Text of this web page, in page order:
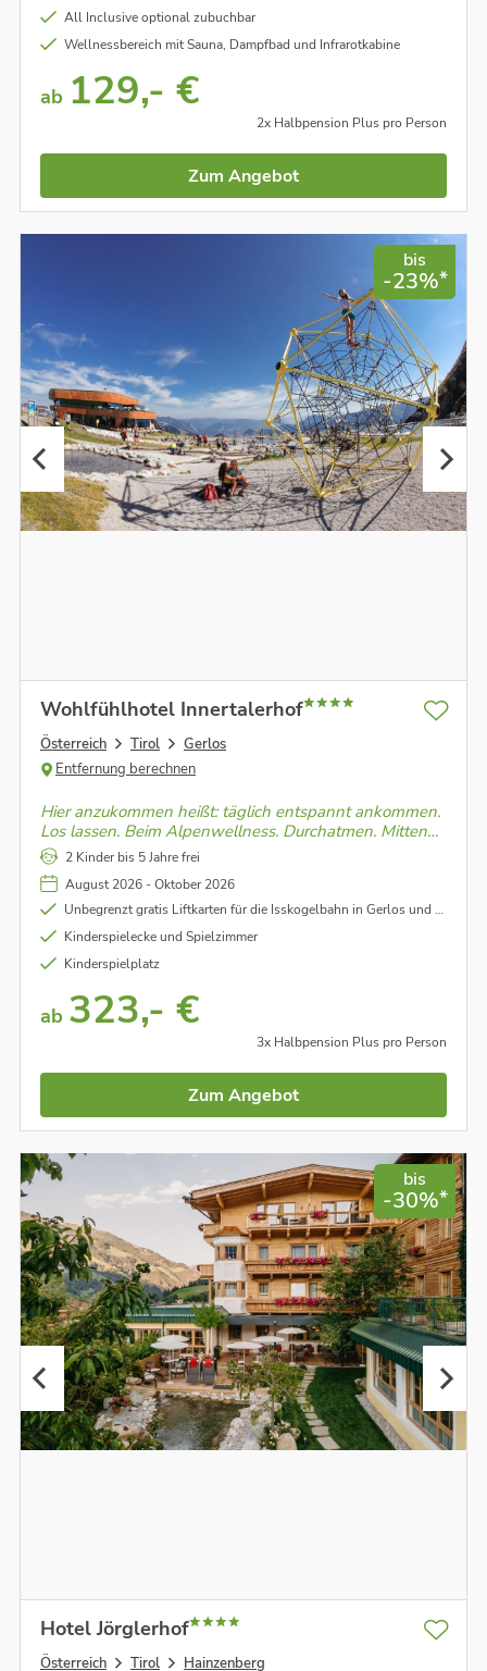
All Inclusive optional zubuchbar
Wellnessbereich mit Sauna, Dampfbad und Infrarotkabine
ab 129,- €
2x Halbpension Plus pro Person
Zum Angebot
bis
-23%*
Wohlfühlhotel Innertalerhof
Österreich Tirol
Gerlos
Entfernung berechnen
Hier anzukommen heißt: täglich entspannt ankommen.
Los lassen. Beim Alpenwellness. Durchatmen. Mitten
in der Natur. Losstarten. Am Berg oder dem Gipfel der
Gefühle.
2 Kinder bis 5 Jahre frei
August 2026 - Oktober 2026
Unbegrenzt gratis Liftkarten für die Isskogelbahn in Gerlos und die Königsleiten Dorfbahn mit riesen Spielplatz am Berg
Kinderspielecke und Spielzimmer
Kinderspielplatz
ab 323,- €
3x Halbpension Plus pro Person
Zum Angebot
bis
-30%*
Hotel Jörglerhof
Österreich Tirol
Hainzenberg